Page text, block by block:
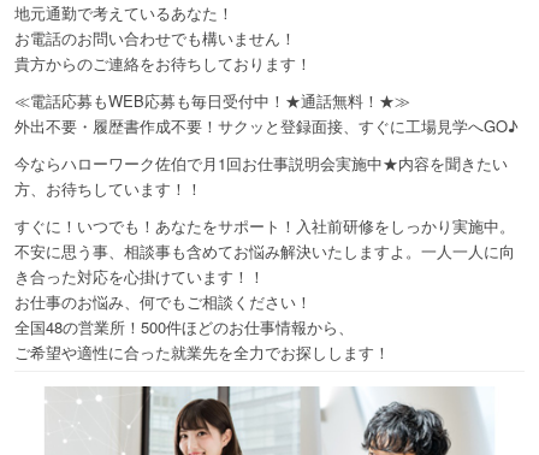
地元通勤で考えているあなた！
お電話のお問い合わせでも構いません！
貴方からのご連絡をお待ちしております！
≪電話応募もWEB応募も毎日受付中！★通話無料！★≫
外出不要・履歴書作成不要！サクッと登録面接、すぐに工場見学へGO♪
今ならハローワーク佐伯で月1回お仕事説明会実施中★内容を聞きたい
方、お待ちしています！！
すぐに！いつでも！あなたをサポート！入社前研修をしっかり実施中。
不安に思う事、相談事も含めてお悩み解決いたしますよ。一人一人に向
き合った対応を心掛けています！！
お仕事のお悩み、何でもご相談ください！
全国48の営業所！500件ほどのお仕事情報から、
ご希望や適性に合った就業先を全力でお探しします！